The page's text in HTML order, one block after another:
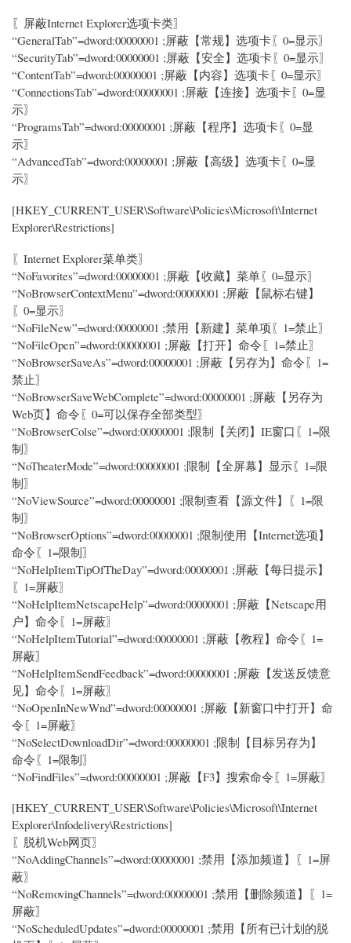
〖屏蔽Internet Explorer选项卡类〗
“GeneralTab”=dword:00000001 ;屏蔽【常规】选项卡〖0=显示〗
“SecurityTab”=dword:00000001 ;屏蔽【安全】选项卡〖0=显示〗
“ContentTab”=dword:00000001 ;屏蔽【内容】选项卡〖0=显示〗
“ConnectionsTab”=dword:00000001 ;屏蔽【连接】选项卡〖0=显
示〗
“ProgramsTab”=dword:00000001 ;屏蔽【程序】选项卡〖0=显
示〗
“AdvancedTab”=dword:00000001 ;屏蔽【高级】选项卡〖0=显
示〗
[HKEY_CURRENT_USER\Software\Policies\Microsoft\Internet
Explorer\Restrictions]
〖Internet Explorer菜单类〗
“NoFavorites”=dword:00000001 ;屏蔽【收藏】菜单〖0=显示〗
“NoBrowserContextMenu”=dword:00000001 ;屏蔽【鼠标右键】
〖0=显示〗
“NoFileNew”=dword:00000001 ;禁用【新建】菜单项〖1=禁止〗
“NoFileOpen”=dword:00000001 ;屏蔽【打开】命令〖1=禁止〗
“NoBrowserSaveAs”=dword:00000001 ;屏蔽【另存为】命令〖1=
禁止〗
“NoBrowserSaveWebComplete”=dword:00000001 ;屏蔽【另存为
Web页】命令〖0=可以保存全部类型〗
“NoBrowserColse”=dword:00000001 ;限制【关闭】IE窗口〖1=限
制〗
“NoTheaterMode”=dword:00000001 ;限制【全屏幕】显示〖1=限
制〗
“NoViewSource”=dword:00000001 ;限制查看【源文件】〖1=限
制〗
“NoBrowserOptions”=dword:00000001 ;限制使用【Internet选项】
命令〖1=限制〗
“NoHelpItemTipOfTheDay”=dword:00000001 ;屏蔽【每日提示】
〖1=屏蔽〗
“NoHelpItemNetscapeHelp”=dword:00000001 ;屏蔽【Netscape用
户】命令〖1=屏蔽〗
“NoHelpItemTutorial”=dword:00000001 ;屏蔽【教程】命令〖1=
屏蔽〗
“NoHelpItemSendFeedback”=dword:00000001 ;屏蔽【发送反馈意
见】命令〖1=屏蔽〗
“NoOpenInNewWnd”=dword:00000001 ;屏蔽【新窗口中打开】命
令〖1=屏蔽〗
“NoSelectDownloadDir”=dword:00000001 ;限制【目标另存为】
命令〖1=限制〗
“NoFindFiles”=dword:00000001 ;屏蔽【F3】搜索命令〖1=屏蔽〗
[HKEY_CURRENT_USER\Software\Policies\Microsoft\Internet
Explorer\Infodelivery\Restrictions]
〖脱机Web网页〗
“NoAddingChannels”=dword:00000001 ;禁用【添加频道】〖1=屏
蔽〗
“NoRemovingChannels”=dword:00000001 ;禁用【删除频道】〖1=
屏蔽〗
“NoScheduledUpdates”=dword:00000001 ;禁用【所有已计划的脱